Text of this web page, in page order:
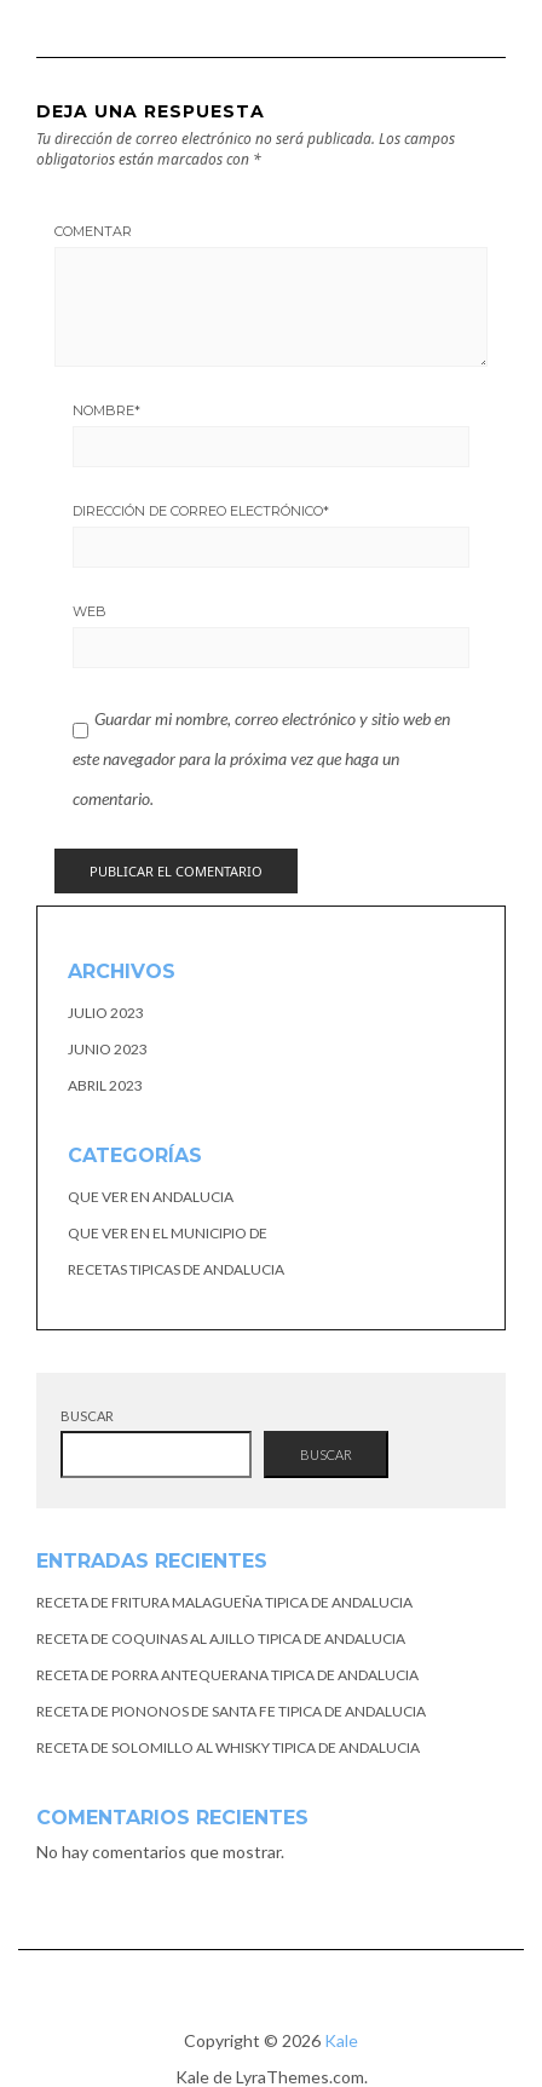
DEJA UNA RESPUESTA
Tu dirección de correo electrónico no será publicada. Los campos
obligatorios están marcados con *
COMENTAR
NOMBRE*
DIRECCIÓN DE CORREO ELECTRÓNICO*
WEB
Guardar mi nombre, correo electrónico y sitio web en
este navegador para la próxima vez que haga un
comentario.
ARCHIVOS
JULIO 2023
JUNIO 2023
ABRIL 2023
CATEGORÍAS
QUE VER EN ANDALUCIA
QUE VER EN EL MUNICIPIO DE
RECETAS TIPICAS DE ANDALUCIA
BUSCAR
BUSCAR
ENTRADAS RECIENTES
RECETA DE FRITURA MALAGUEÑA TIPICA DE ANDALUCIA
RECETA DE COQUINAS AL AJILLO TIPICA DE ANDALUCIA
RECETA DE PORRA ANTEQUERANA TIPICA DE ANDALUCIA
RECETA DE PIONONOS DE SANTA FE TIPICA DE ANDALUCIA
RECETA DE SOLOMILLO AL WHISKY TIPICA DE ANDALUCIA
COMENTARIOS RECIENTES
No hay comentarios que mostrar.
Copyright © 2026 Kale
Kalede LyraThemes.com.